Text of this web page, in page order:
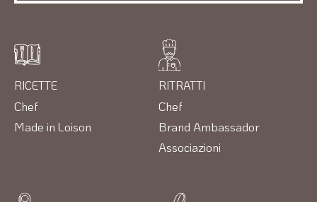
RICETTE
Chef
Made in Loison
RITRATTI
Chef
Brand Ambassador
Associazioni